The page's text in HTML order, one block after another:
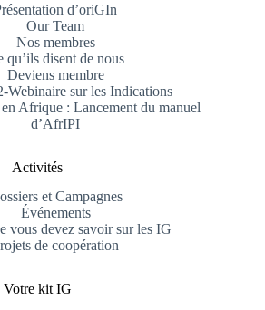
d’oriGIn
Our Team
Nos membres
qu’ils disent de nous
Deviens membre
Webinaire sur les Indications
Afrique : Lancement du manuel
d’AfrIPI
Activités
et Campagnes
Événements
vous devez savoir sur les IG
de coopération
Votre kit IG